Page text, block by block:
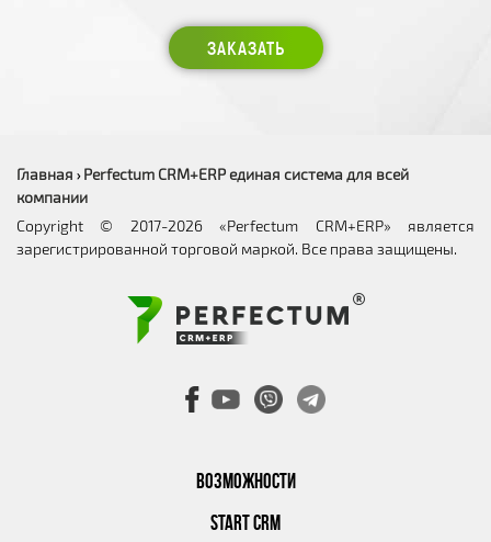
ЗАКАЗАТЬ
ВОЗМОЖНОСТИ
START CRM
Главная › Perfectum CRM+ERP единая система для всей
компании
Copyright © 2017-2026 «Perfectum CRM+ERP» является
зарегистрированной торговой маркой. Все права защищены.